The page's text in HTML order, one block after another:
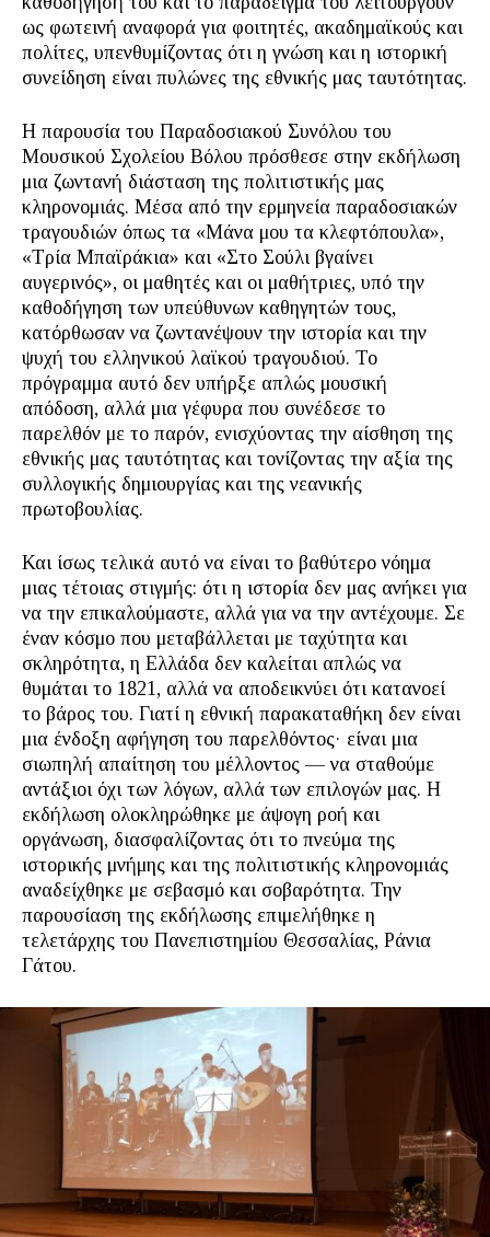
ως φωτεινή αναφορά για φοιτητές, ακαδημαϊκούς και
πολίτες, υπενθυμίζοντας ότι η γνώση και η ιστορική
συνείδηση είναι πυλώνες της εθνικής μας ταυτότητας.
Η παρουσία του Παραδοσιακού Συνόλου του
Μουσικού Σχολείου Βόλου πρόσθεσε στην εκδήλωση
μια ζωντανή διάσταση της πολιτιστικής μας
κληρονομιάς. Μέσα από την ερμηνεία παραδοσιακών
τραγουδιών όπως τα «Μάνα μου τα κλεφτόπουλα»,
«Τρία Μπαϊράκια» και «Στο Σούλι βγαίνει
αυγερινός», οι μαθητές και οι μαθήτριες, υπό την
καθοδήγηση των υπεύθυνων καθηγητών τους,
κατόρθωσαν να ζωντανέψουν την ιστορία και την
ψυχή του ελληνικού λαϊκού τραγουδιού. Το
πρόγραμμα αυτό δεν υπήρξε απλώς μουσική
απόδοση, αλλά μια γέφυρα που συνέδεσε το
παρελθόν με το παρόν, ενισχύοντας την αίσθηση της
εθνικής μας ταυτότητας και τονίζοντας την αξία της
συλλογικής δημιουργίας και της νεανικής
πρωτοβουλίας.
Και ίσως τελικά αυτό να είναι το βαθύτερο νόημα
μιας τέτοιας στιγμής: ότι η ιστορία δεν μας ανήκει για
να την επικαλούμαστε, αλλά για να την αντέχουμε. Σε
έναν κόσμο που μεταβάλλεται με ταχύτητα και
σκληρότητα, η Ελλάδα δεν καλείται απλώς να
θυμάται το 1821, αλλά να αποδεικνύει ότι κατανοεί
το βάρος του. Γιατί η εθνική παρακαταθήκη δεν είναι
μια ένδοξη αφήγηση του παρελθόντος· είναι μια
σιωπηλή απαίτηση του μέλλοντος — να σταθούμε
αντάξιοι όχι των λόγων, αλλά των επιλογών μας. Η
εκδήλωση ολοκληρώθηκε με άψογη ροή και
οργάνωση, διασφαλίζοντας ότι το πνεύμα της
ιστορικής μνήμης και της πολιτιστικής κληρονομιάς
αναδείχθηκε με σεβασμό και σοβαρότητα. Την
παρουσίαση της εκδήλωσης επιμελήθηκε η
τελετάρχης του Πανεπιστημίου Θεσσαλίας, Ράνια
Γάτου.